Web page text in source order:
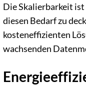
Die Skalierbarkeit
diesen Bedarf zu
kosteneffizienten
wachsenden